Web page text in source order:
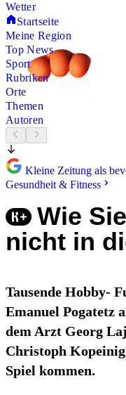
Wetter
Startseite
Meine Region
Top News
Sport
Rubriken
Orte
Themen
Autoren
Kleine Zeitung als
Gesundheit & Fitness
Wie
nicht in
Tausende Hobby-
Emanuel Pogatetz
dem Arzt Georg
Christoph
Spiel kommen.